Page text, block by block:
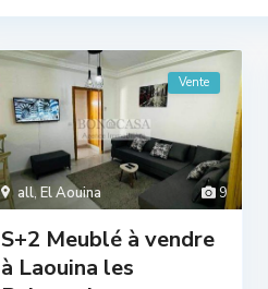
9
all, El Aouina
Vente
S+2 Meublé à vendre
à Laouina les